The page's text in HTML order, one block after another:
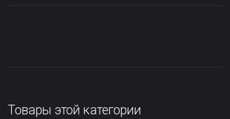
Товары этой категории